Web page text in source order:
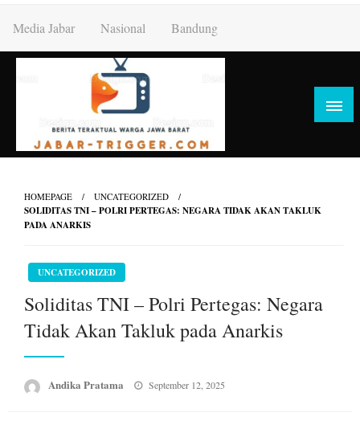
content
Media Jabar Nasional Bandung
HOMEPAGE UNCATEGORIZED
SOLIDITAS TNI – POLRI PERTEGAS: NEGARA TIDAK AKAN TAKLUK
PADA ANARKIS
UNCATEGORIZED
Soliditas TNI – Polri Pertegas: Negara
Tidak Akan Takluk pada Anarkis
Andika Pratama
Posted
September 12, 2025